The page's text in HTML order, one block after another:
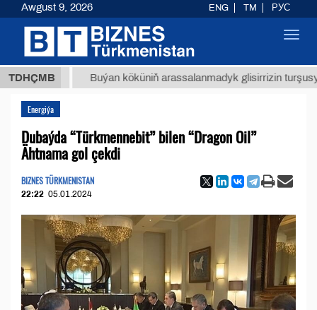
TDHÇMBBuýan köküniň arassalanmadyk glisirrizin turşusy (t.)
Energiýa
Dubaýda “Türkmennebit” bilen “Dragon Oil”
Ähtnama gol çekdi
BIZNES TÜRKMENISTAN
22:22 05.01.2024
Awgust 9, 2026 ENG TM РУС